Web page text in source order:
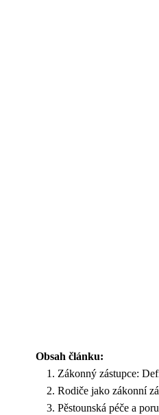
Obsah článku:
Zákonný zástupce:
Rodiče jako zákonní
Pěstounská péče a